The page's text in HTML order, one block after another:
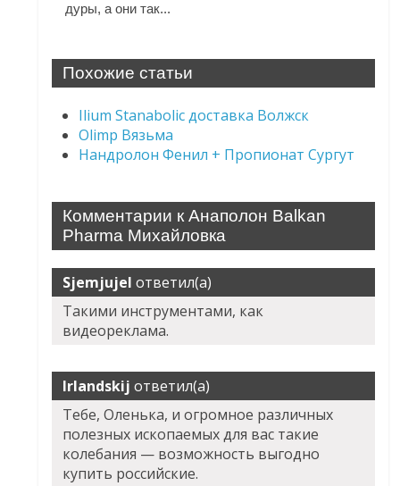
дуры, а они так...
Похожие статьи
Ilium Stanabolic доставка Волжск
Olimp Вязьма
Нандролон Фенил + Пропионат Сургут
Комментарии к Анаполон Balkan
Pharma Михайловка
Sjemjujel ответил(а)
Такими инструментами, как
видеореклама.
Irlandskij ответил(а)
Тебе, Оленька, и огромное различных
полезных ископаемых для вас такие
колебания — возможность выгодно
купить российские.